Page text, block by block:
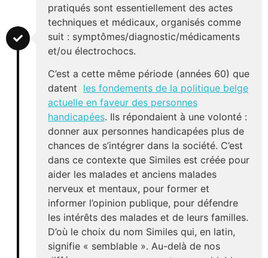
pratiqués sont essentiellement des actes
techniques et médicaux, organisés comme
suit : symptômes/diagnostic/médicaments
et/ou électrochocs.
C’est a cette même période (années 60) que
datent les fondements de la politique belge
actuelle en faveur des personnes
handicapées. Ils répondaient à une volonté :
donner aux personnes handicapées plus de
chances de s’intégrer dans la société. C’est
dans ce contexte que Similes est créée pour
aider les malades et anciens malades
nerveux et mentaux, pour former et
informer l’opinion publique, pour défendre
les intérêts des malades et de leurs familles.
D’où le choix du nom Similes qui, en latin,
signifie « semblable ». Au-delà de nos